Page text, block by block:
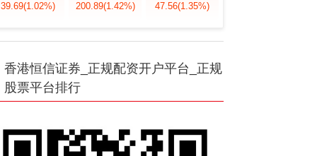
39.69(1.02%) 200.89(1.42%) 47.56(1.35%)
香港恒信证券_正规配资开户平台_正规
股票平台排行